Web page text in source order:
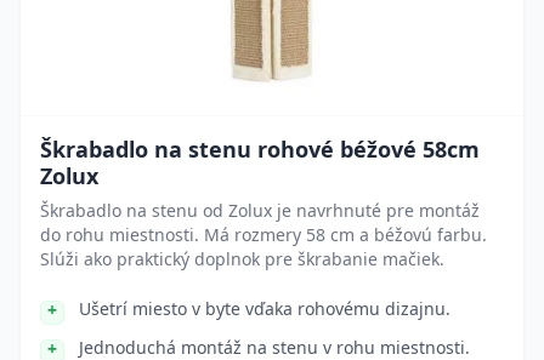
Škrabadlo na stenu rohové béžové 58cm
Zolux
Škrabadlo na stenu od Zolux je navrhnuté pre montáž
do rohu miestnosti. Má rozmery 58 cm a béžovú farbu.
Slúži ako praktický doplnok pre škrabanie mačiek.
Ušetrí miesto v byte vďaka rohovému dizajnu.
Jednoduchá montáž na stenu v rohu miestnosti.